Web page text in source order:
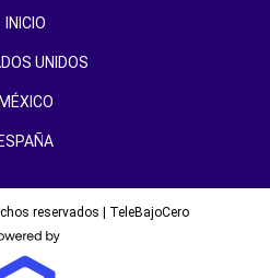
INICIO
UNIDOS
MÉXICO
ESPAÑA
reservados | TeleBajoCero